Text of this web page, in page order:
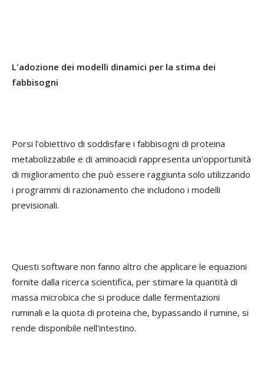
L'adozione dei modelli dinamici per la stima dei
fabbisogni
Porsi l'obiettivo di soddisfare i fabbisogni di proteina
metabolizzabile e di aminoacidi rappresenta un'opportunità
di miglioramento che può essere raggiunta solo utilizzando
i programmi di razionamento che includono i modelli
previsionali.
Questi software non fanno altro che applicare le equazioni
fornite dalla ricerca scientifica, per stimare la quantità di
massa microbica che si produce dalle fermentazioni
ruminali e la quota di proteina che, bypassando il rumine, si
rende disponibile nell'intestino.